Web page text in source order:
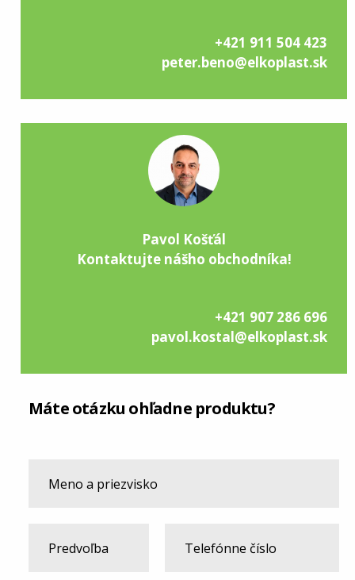
+421 911 504 423
peter.beno@elkoplast.sk
Pavol Košťál
Kontaktujte nášho obchodníka!
+421 907 286 696
pavol.kostal@elkoplast.sk
Máte otázku ohľadne produktu?